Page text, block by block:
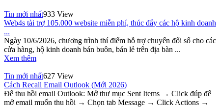
Tin mới nhất933 View
Web4s tài trợ 105.000 website miễn phí, thúc đẩy các hộ kinh doanh
...
Ngày 10/6/2026, chương trình thí điểm hỗ trợ chuyển đổi số cho các
cửa hàng, hộ kinh doanh bán buôn, bán lẻ trên địa bàn ...
Xem thêm
Tin mới nhất627 View
Cách Recall Email Outlook (Mới 2026)
Để thu hồi email Outlook: Mở thư mục Sent Items → Click đúp để
mở email muốn thu hồi → Chọn tab Message → Click Actions →